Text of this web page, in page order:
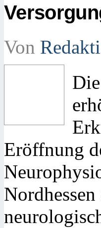
Von
Eröffnung